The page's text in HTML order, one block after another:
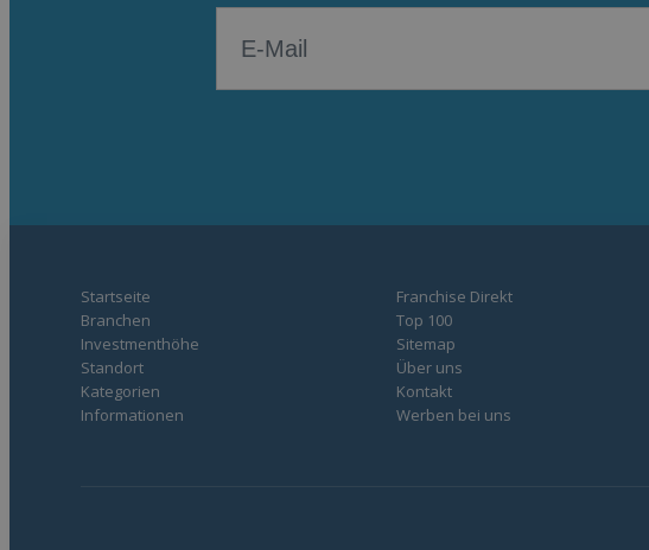
Startseite
Branchen
Investmenthöhe
Standort
Kategorien
Informationen
Franchise Direkt
Top 100
Sitemap
Über uns
Kontakt
Werben bei uns